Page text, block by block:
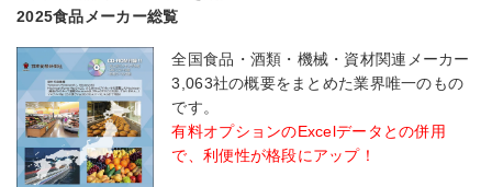
2025食品メーカー総覧
全国食品・酒類・機械・資材関連メーカー
3,063社の概要をまとめた業界唯一のもの
です。
有料オプションのExcelデータとの併用
で、利便性が格段にアップ！